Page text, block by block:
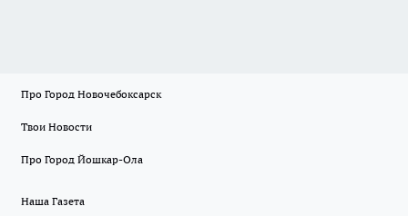
Про Город Новочебоксарск
Твои Новости
Про Город Йошкар-Ола
Наша Газета